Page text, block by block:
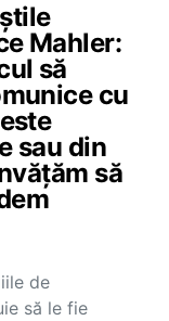
Mahler:
să
cu
sau din
să
de
să le fie